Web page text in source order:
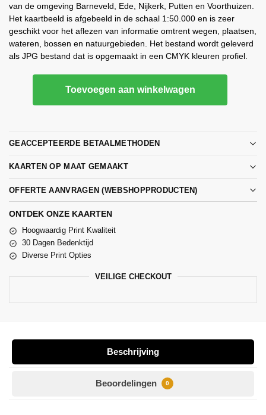
van de omgeving Barneveld, Ede, Nijkerk, Putten en Voorthuizen.
Het kaartbeeld is afgebeeld in de schaal 1:50.000 en is zeer
geschikt voor het aflezen van informatie omtrent wegen, plaatsen,
wateren, bossen en natuurgebieden. Het bestand wordt geleverd
als JPG bestand dat is opgemaakt in een CMYK kleuren profiel.
Toevoegen aan winkelwagen
GEACCEPTEERDE BETAALMETHODEN
KAARTEN OP MAAT GEMAAKT
OFFERTE AANVRAGEN (WEBSHOPPRODUCTEN)
ONTDEK ONZE KAARTEN
Hoogwaardig Print Kwaliteit
30 Dagen Bedenktijd
Diverse Print Opties
VEILIGE CHECKOUT
Beschrijving
Beoordelingen 0